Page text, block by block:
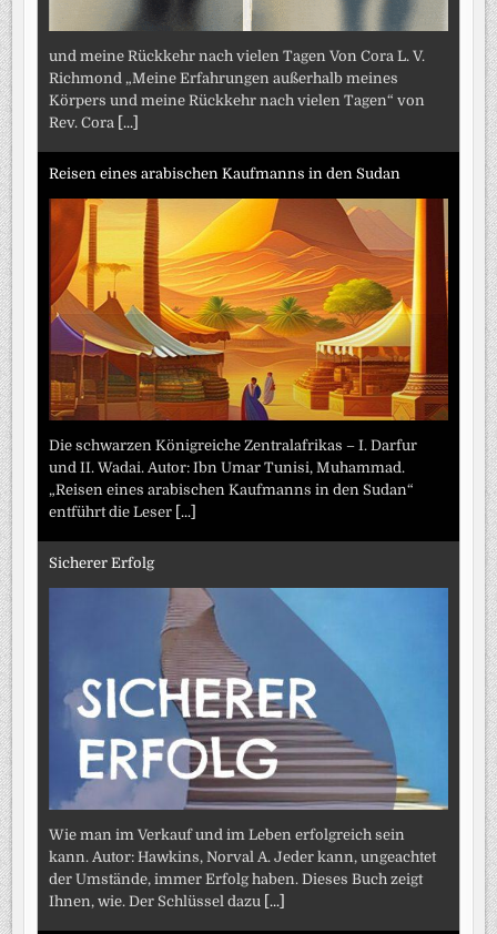
und meine Rückkehr nach vielen Tagen Von Cora L. V.
Richmond „Meine Erfahrungen außerhalb meines
Körpers und meine Rückkehr nach vielen Tagen“ von
Rev. Cora [...]
Reisen eines arabischen Kaufmanns in den Sudan
Die schwarzen Königreiche Zentralafrikas – I. Darfur
und II. Wadai. Autor: Ibn Umar Tunisi, Muhammad.
„Reisen eines arabischen Kaufmanns in den Sudan“
entführt die Leser [...]
Sicherer Erfolg
Wie man im Verkauf und im Leben erfolgreich sein
kann. Autor: Hawkins, Norval A. Jeder kann, ungeachtet
der Umstände, immer Erfolg haben. Dieses Buch zeigt
Ihnen, wie. Der Schlüssel dazu [...]